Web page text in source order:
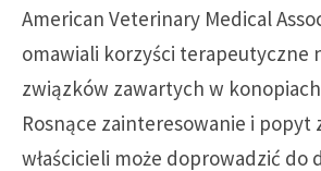
American Veterinary Medical
omawiali korzyści terapeutyczne
związków zawartych w
Rosnące zainteresowanie i popyt
właścicieli może doprowadzić do